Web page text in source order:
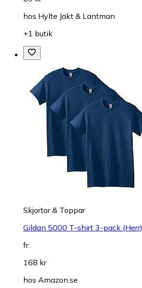
hos Hylte Jakt & Lantman
+1 butik
Skjortor & Toppar
Gildan 5000 T-shirt 3-pack (Herr)
fr.
168 kr
hos Amazon.se